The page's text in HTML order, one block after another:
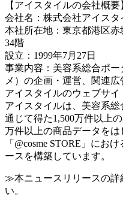
【アイスタイルの会社概要
会社名：株式会社アイスタ
本社所在地：東京都港区赤
34階
設立：1999年7月27日
事業内容：美容系総合ポー
メ）の企画・運営、関連
アイスタイルのウェブサイ
アイスタイルは、美容系総
通じて得た1,500万件以上
万件以上の商品データをは
「@cosme STORE」にお
ースを構築しています。
≫本ニュースリリースの詳
い。